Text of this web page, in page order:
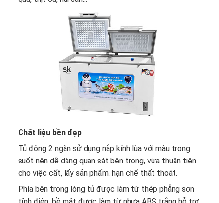
Chất liệu bền đẹp
Tủ đông 2 ngăn sử dụng nắp kính lùa với màu trong
suốt nên dễ dàng quan sát bên trong, vừa thuận tiện
cho việc cất, lấy sản phẩm, hạn chế thất thoát.
Phía bên trong lòng tủ được làm từ thép phẳng sơn